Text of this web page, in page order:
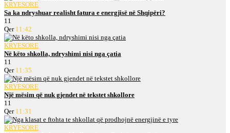
KRYESORE
Sa ka ndryshuar realisht fatura e energjisë në Shqipëri?
11
Qer 11:42
KRYESORE
Në këto shkolla, ndryshimi nisi nga çatia
11
Qer 11:35
KRYESORE
Një mësim që nuk gjendet në tekstet shkollore
11
Qer 11:31
KRYESORE